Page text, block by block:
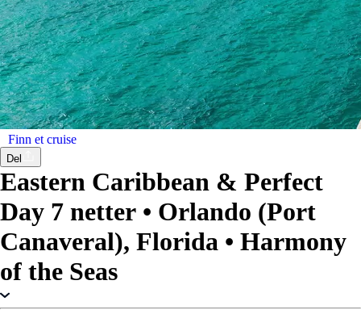
Finn et cruise
Del
Eastern Caribbean & Perfect
Day 7 netter • Orlando (Port
Canaveral), Florida • Harmony
of the Seas